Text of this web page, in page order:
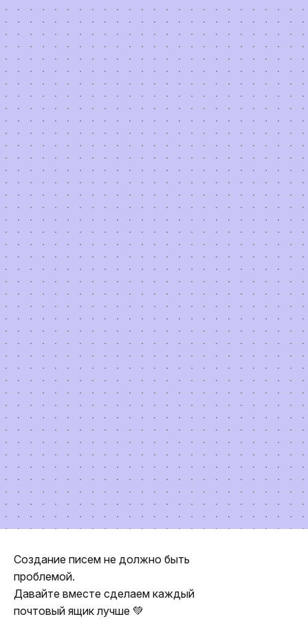
Создание писем не должно быть
проблемой.
Давайте вместе сделаем каждый
почтовый ящик лучше 💚